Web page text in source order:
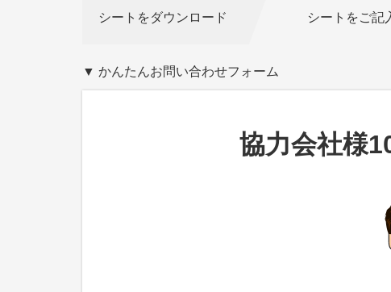
シートをダウンロード シートをご記
▼ かんたんお問い合わせフォーム
協力会社様